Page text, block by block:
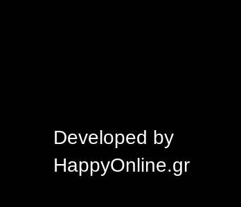
Developed by
HappyOnline.gr